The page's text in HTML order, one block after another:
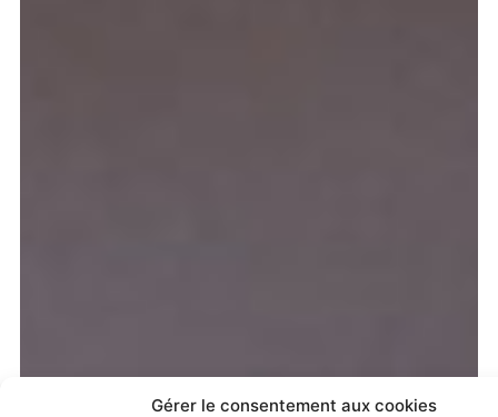
Gérer le consentement aux cookies